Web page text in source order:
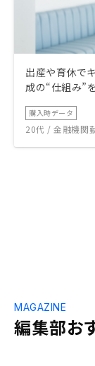
出産や育休で
成の“仕組み”
購入時データ
20代 / 金融機関
編集部お
MAGAZINE